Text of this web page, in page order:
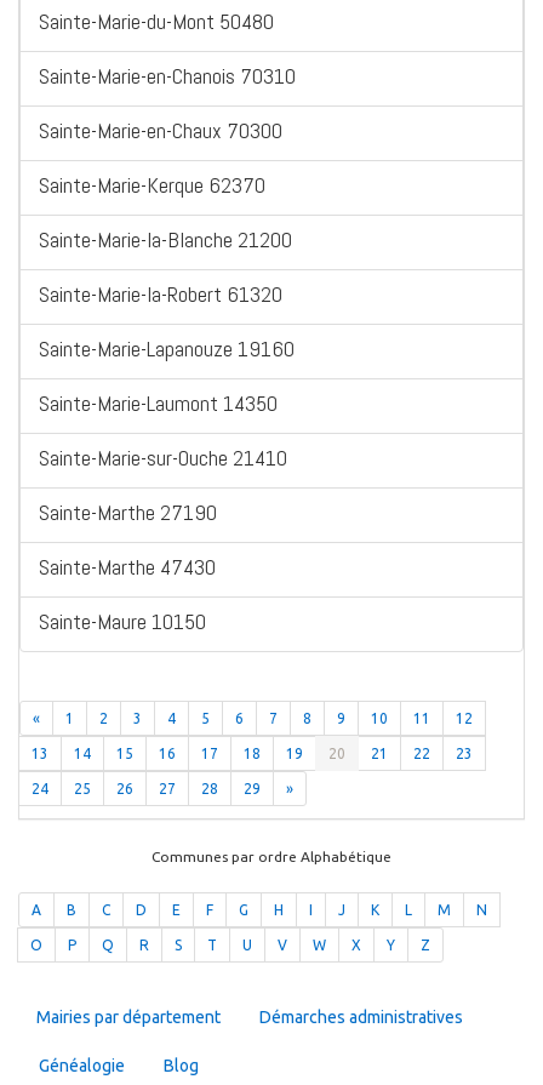
Sainte-Marie-du-Mont 50480
Sainte-Marie-en-Chanois 70310
Sainte-Marie-en-Chaux 70300
Sainte-Marie-Kerque 62370
Sainte-Marie-la-Blanche 21200
Sainte-Marie-la-Robert 61320
Sainte-Marie-Lapanouze 19160
Sainte-Marie-Laumont 14350
Sainte-Marie-sur-Ouche 21410
Sainte-Marthe 27190
Sainte-Marthe 47430
Sainte-Maure 10150
« 1 2 3 4 5 6 7 8 9 10 11 12
13 14 15 16 17 18 19 20 21 22 23
24 25 26 27 28 29 »
Communes par ordre Alphabétique
A B C D E F G H J K L M N
O P Q R S T U V W X Y Z
Mairies par département Démarches administratives
Généalogie Blog